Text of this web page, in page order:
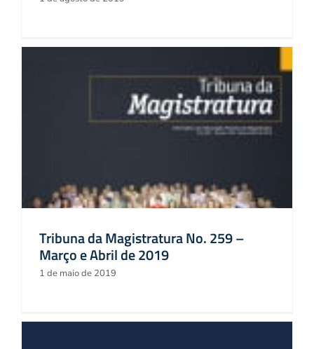
Tribuna da Magistratura No. 259 –
Março e Abril de 2019
1 de maio de 2019